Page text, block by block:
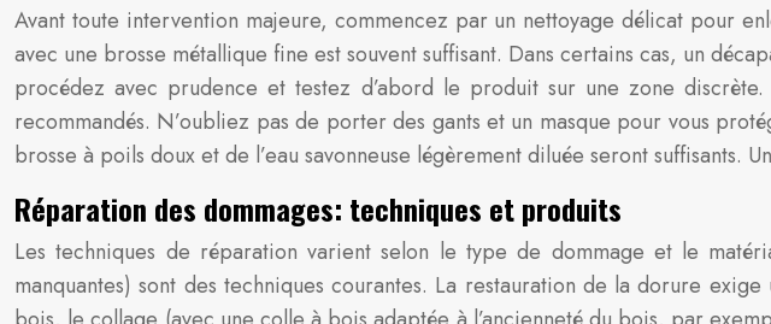
Avant toute intervention majeure, commencez par un nettoyage délicat pour
avec une brosse métallique fine est souvent suffisant. Dans certains cas, un
procédez avec prudence et testez d’abord le produit sur une zone
recommandés. N’oubliez pas de porter des gants et un masque pour vous
brosse à poils doux et de l’eau savonneuse légèrement diluée seront suffisants.
Réparation des dommages: techniques et produits
Les techniques de réparation varient selon le type de dommage et le
manquantes) sont des techniques courantes. La restauration de la dorure